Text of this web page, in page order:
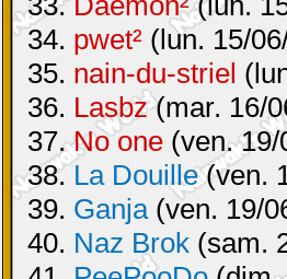
34. pwet² (lun. 15/
35. nain-du-striel
36. Lasbz(mar. 16/
37.No one (ven.
38. La Douille(ven.
39. Ganja(ven. 19/
40. Naz Brok (sam.